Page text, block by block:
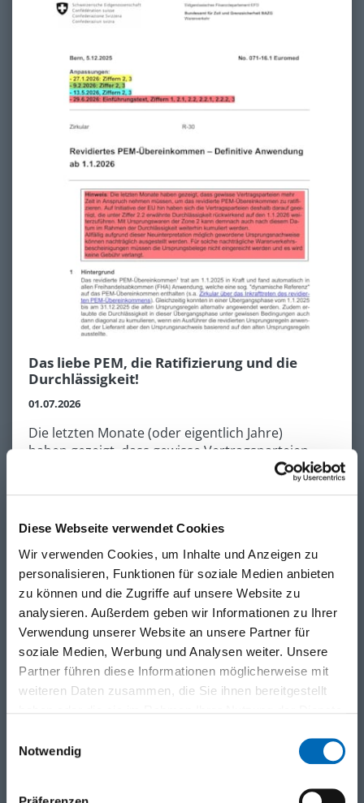
Diese Webseite verwendet Cookies
Wir verwenden Cookies, um Inhalte und Anzeigen zu
personalisieren, Funktionen für soziale Medien anbieten
zu können und die Zugriffe auf unsere Website zu
analysieren. Außerdem geben wir Informationen zu Ihrer
Verwendung unserer Website an unsere Partner für
soziale Medien, Werbung und Analysen weiter. Unsere
Partner führen diese Informationen möglicherweise mit
weiteren Daten zusammen, die Sie ihnen bereitgestellt
Notwendig
Das liebe PEM, die Ratifizierung und die
Durchlässigkeit!
01.07.2026
Die letzten Monate (oder eigentlich Jahre)
haben gezeigt, dass gewisse Vertragsparteien
mehr Zeit in Anspruch nehmen müssen, um
mehr lesen ›
EU!